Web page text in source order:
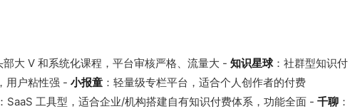
部大 V 和系统化课程，平台审核严格、流量大 - 知识星球 ：社群型知识付
用户粘性强 - 小报童 ：轻量级专栏平台，适合个人创作者的付费
：SaaS 工具型，适合企业/机构搭建自有知识付费体系，功能全面 - 千聊 ：